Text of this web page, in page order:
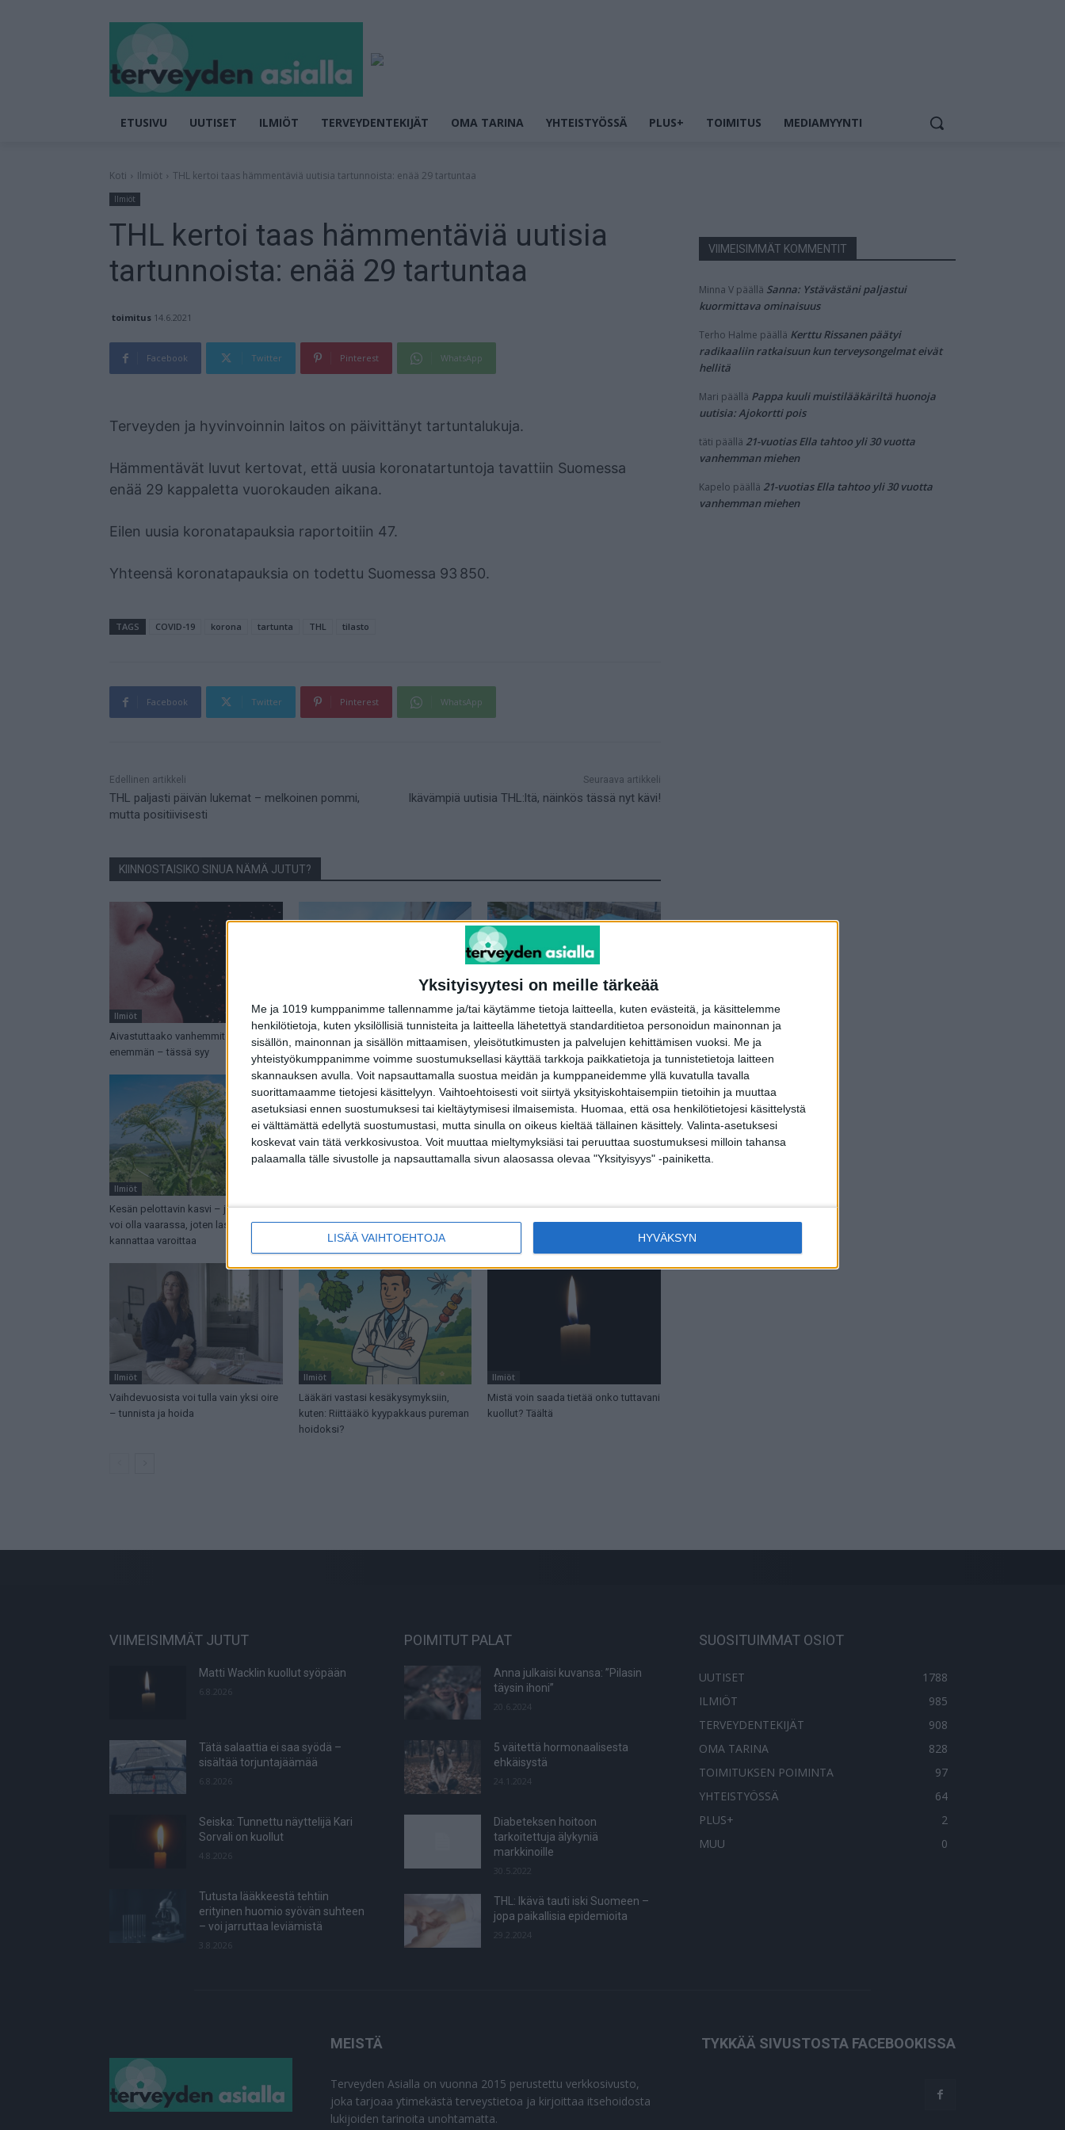
Yksityisyytesi on meille tärkeää
Me ja 1019 kumppanimme tallennamme ja/tai käytämme tietoja laitteella, kuten evästeitä, ja käsittelemme
henkilötietoja, kuten yksilöllisiä tunnisteita ja laitteella lähetettyä standarditietoa personoidun mainonnan ja
sisällön, mainonnan ja sisällön mittaamisen, yleisötutkimusten ja palvelujen kehittämisen vuoksi. Me ja
yhteistyökumppanimme voimme suostumuksellasi käyttää tarkkoja paikkatietoja ja tunnistetietoja laitteen
skannauksen avulla. Voit napsauttamalla suostua meidän ja kumppaneidemme yllä kuvatulla tavalla
suorittamaamme tietojesi käsittelyyn. Vaihtoehtoisesti voit siirtyä yksityiskohtaisempiin tietoihin ja muuttaa
asetuksiasi ennen suostumuksesi tai kieltäytymisesi ilmaisemista.
Huomaa, että osa henkilötietojesi käsittelystä
ei välttämättä edellytä suostumustasi, mutta sinulla on oikeus kieltää tällainen käsittely. Valinta-asetuksesi
koskevat vain tätä verkkosivustoa. Voit muuttaa mieltymyksiäsi tai peruuttaa suostumuksesi milloin tahansa
palaamalla tälle sivustolle ja napsauttamalla sivun alaosassa olevaa "Yksityisyys" -painiketta.
LISÄÄ VAIHTOEHTOJA HYVÄKSYN
ETUSIVU UUTISET ILMIÖT TERVEYDENTEKIJÄT OMA TARINA YHTEISTYÖSSÄ PLUS+ TOIMITUS MEDIAMYYNTI
Koti Ilmiöt THL kertoi taas hämmentäviä uutisia tartunnoista: enää 29 tartuntaa
Ilmiöt
THL kertoi taas hämmentäviä uutisia
tartunnoista: enää 29 tartuntaa
toimitus 14.6.2021
Facebook Twitter Pinterest WhatsApp
Terveyden ja hyvinvoinnin laitos on päivittänyt tartuntalukuja.
Hämmentävät luvut kertovat, että uusia koronatartuntoja tavattiin Suomessa
enää 29 kappaletta vuorokauden aikana.
Eilen uusia koronatapauksia raportoitiin 47.
Yhteensä koronatapauksia on todettu Suomessa 93 850.
TAGS COVID-19 korona tartunta THL tilasto
Facebook Twitter Pinterest WhatsApp
Mainos
Edellinen artikkeli
THL paljasti päivän lukemat – melkoinen pommi,
mutta positiivisesti
Seuraava artikkeli
Ikävämpiä uutisia THL:ltä, näinkös tässä nyt kävi!
KIINNOSTAISIKO SINUA NÄMÄ JUTUT?
Ilmiöt
Aivastuttaako vanhemmiten
enemmän – tässä syy
Ilmiöt
Poliisi vetoaa: Jos näet luonnossa
tällaisen pullon, älä koske siihen!
Ilmiöt
Tätä et tainnut tietää aurinkorasvasta
Ilmiöt
Kesän pelottavin kasvi – jopa näkö
voi olla vaarassa, joten lasta
kannattaa varoittaa
Syötkö näitä lääkkeitä – nyt
kannattaa olla tarkkana
Tiesitkö tämän kananlihan
grillaamisesta?
Ilmiöt
Vaihdevuosista voi tulla vain yksi oire
– tunnista ja hoida
Ilmiöt
Lääkäri vastasi kesäkysymyksiin,
kuten: Riittääkö kyypakkaus pureman
hoidoksi?
Ilmiöt
Mistä voin saada tietää onko tuttavani
kuollut? Täältä
VIIMEISIMMÄT KOMMENTIT
Minna V päällä Sanna: Ystävästäni paljastui
kuormittava ominaisuus
Terho Halme päällä Kerttu Rissanen päätyi
radikaaliin ratkaisuun kun terveysongelmat eivät
hellitä
Mari päällä Pappa kuuli muistilääkäriltä huonoja
uutisia: Ajokortti pois
täti päällä 21-vuotias Ella tahtoo yli 30 vuotta
vanhemman miehen
Kapelo päällä 21-vuotias Ella tahtoo yli 30 vuotta
vanhemman miehen
VIIMEISIMMÄT JUTUT
Matti Wacklin kuollut syöpään
6.8.2026
Tätä salaattia ei saa syödä –
sisältää torjuntajäämää
6.8.2026
Seiska: Tunnettu näyttelijä Kari
Sorvali on kuollut
4.8.2026
Tutusta lääkkeestä tehtiin
erityinen huomio syövän suhteen
– voi jarruttaa leviämistä
3.8.2026
POIMITUT PALAT
Anna julkaisi kuvansa: ”Pilasin
täysin ihoni”
20.6.2024
5 väitettä hormonaalisesta
ehkäisystä
24.1.2024
Diabeteksen hoitoon
tarkoitettuja älykyniä
markkinoille
30.5.2022
THL: Ikävä tauti iski Suomeen –
jopa paikallisia epidemioita
29.2.2024
SUOSITUIMMAT OSIOT
UUTISET
1788
ILMIÖT
985
TERVEYDENTEKIJÄT
908
OMA TARINA
828
TOIMITUKSEN POIMINTA
97
YHTEISTYÖSSÄ
64
PLUS+
2
MUU
0
MEISTÄ
Terveyden Asialla on vuonna 2015 perustettu verkkosivusto,
joka tarjoaa ytimekästä terveystietoa ja kirjoittaa itsehoidosta
lukijoiden tarinoita unohtamatta.
TYKKÄÄ SIVUSTOSTA FACEBOOKISSA